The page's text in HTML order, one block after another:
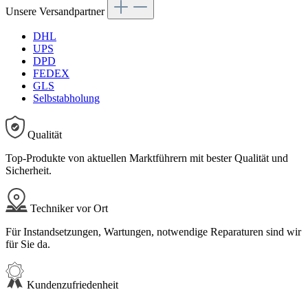
Unsere Versandpartner
DHL
UPS
DPD
FEDEX
GLS
Selbstabholung
Qualität
Top-Produkte von aktuellen Marktführern mit bester Qualität und
Sicherheit.
Techniker vor Ort
Für Instandsetzungen, Wartungen, notwendige Reparaturen sind wir
für Sie da.
Kundenzufriedenheit